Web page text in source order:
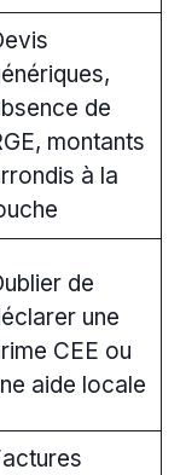
de
montants
à la
de
une
CEE ou
aide locale